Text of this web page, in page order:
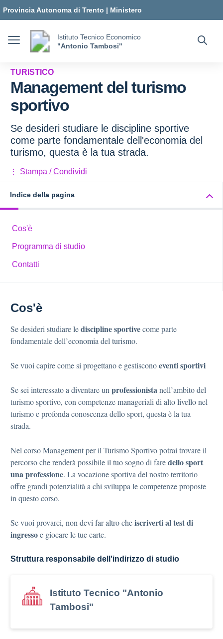
Provincia Autonoma di Trento | Ministero
dell'Istruzione e del Merito
Istituto Tecnico Economico
"Antonio Tambosi"
TURISTICO
Management del turismo
sportivo
Se desideri studiare le discipline sportive
come parte fondamentale dell'economia del
turismo, questa è la tua strada.
Stampa / Condividi
Indice della pagina
Cos'è
Programma di studio
Contatti
Cos'è
Se desideri studiare lediscipline sportivecome parte
fondamentale dell’economia del turismo.
Se vuoi capire come si progettano e gestisconoeventi sportivi
Se sei interessato a diventare un professionistanell’ambito del
turismo sportivo, con competenze manageriali di alto livello nel
turismo e profonda conoscenza dello sport, questa è la tua
strada.
Nel corso Management per il Turismo Sportivo potrai trovare il
percorso che renderà possibile il tuo sogno di faredello sport
una professione. La vocazione sportiva del nostro territorio
offre grandi potenzialità a chi sviluppa le competenze proposte
in questo corso.
Se vuoi provarci, non devi far altro cheiscriverti al test di
ingressoe giocare le tue carte.
Struttura responsabile dell'indirizzo di studio
Istituto Tecnico "Antonio
Tambosi"